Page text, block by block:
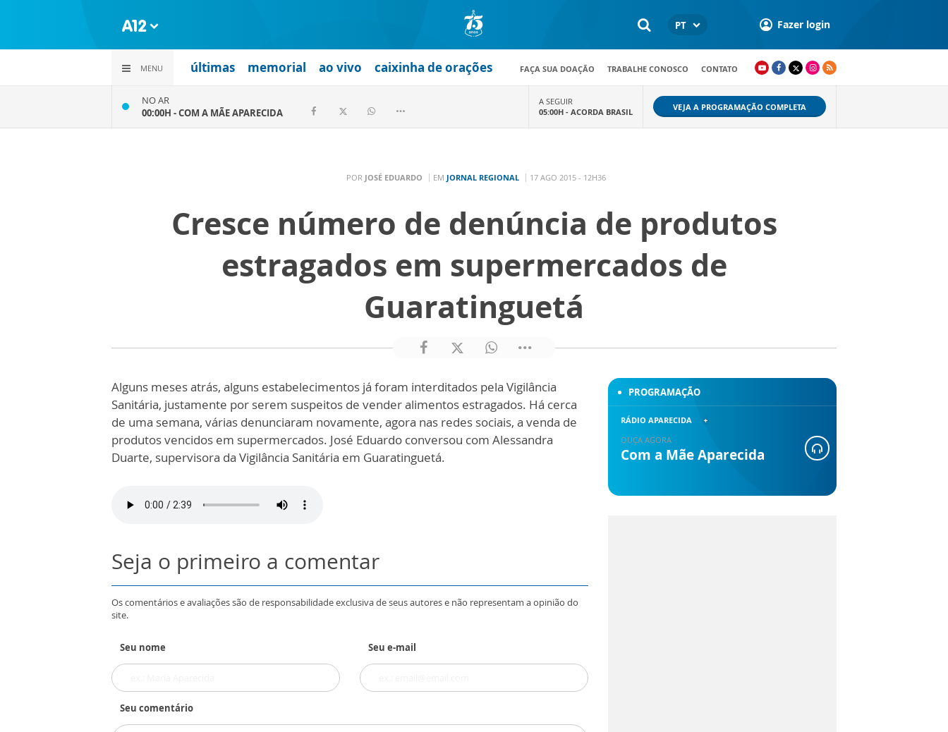
PT Fazer login
MENU últimas memorial ao vivo caixinha de orações FAÇA SUA DOAÇÃO TRABALHE CONOSCO CONTATO
NO AR
00:00H -COM A MÃE APARECIDA
A SEGUIR
05:00H - ACORDA BRASIL VEJA A PROGRAMAÇÃO COMPLETA
POR JOSÉ EDUARDO EM JORNAL REGIONAL 17 AGO 2015 - 12H36
Cresce número de denúncia de produtos
estragados em supermercados de
Guaratinguetá
Alguns meses atrás, alguns estabelecimentos já foram interditados pela Vigilância
Sanitária, justamente por serem suspeitos de vender alimentos estragados. Há cerca
de uma semana, várias denunciaram novamente, agora nas redes sociais, a venda de
produtos vencidos em supermercados. José Eduardo conversou com Alessandra
Duarte, supervisora da Vigilância Sanitária em Guaratinguetá.
Seja o primeiro a comentar
Os comentários e avaliações são de responsabilidade exclusiva de seus autores e não representam a opinião do
site.
Seu nome Seu e-mail
Seu comentário
PROGRAMAÇÃO
RÁDIO APARECIDA
OUÇA AGORA
Com a Mãe Aparecida